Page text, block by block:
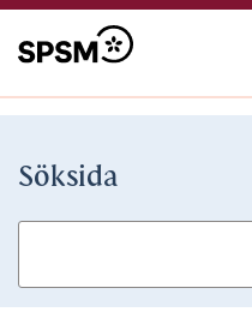
Söksida